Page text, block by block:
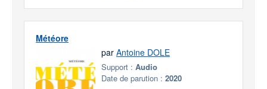
Météore
par Antoine DOLE
Support : Audio
Date de parution : 2020